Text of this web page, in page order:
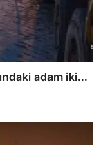
adam iki...